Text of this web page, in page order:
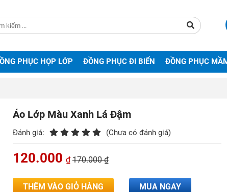
PHỤC HỌP LỚP ĐỒNG PHỤC ĐI BIỂN ĐỒNG PHỤC
Áo Lớp Màu Xanh Lá Đậm
Đánh giá: (Chưa có đánh giá)
120.000 ₫ 170.000 ₫
THÊM VÀO GIỎ HÀNG MUA NGAY